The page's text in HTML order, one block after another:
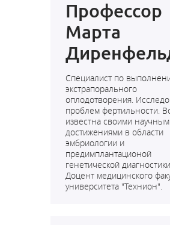
Профессор
Марта
Специалист по
экстрапорального
оплодотворения.
проблем фертильности.
известна своими
достижениями в области
эмбриологии и
предимплантационой
генетической
Доцент медицинского
университета "Технион".